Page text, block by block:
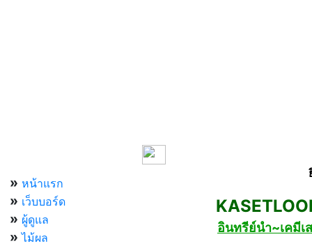
» หน้าแรก
» เว็บบอร์ด
» ผู้ดูแล
» ไม้ผล
อินทรีย์นำ~เคมีเ